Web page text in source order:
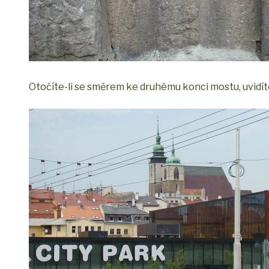
Otočíte-li se směrem ke druhému konci mostu,